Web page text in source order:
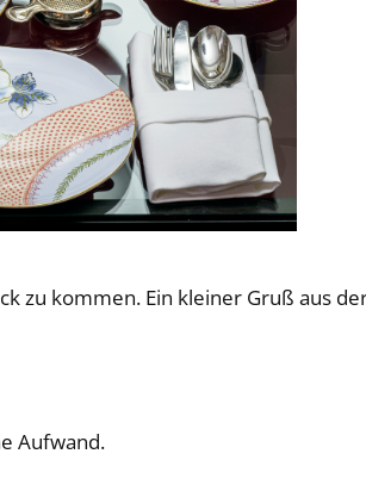
zu kommen. Ein kleiner Gruß aus
Aufwand.